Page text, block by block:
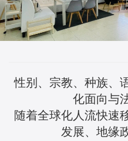
性别、宗教、种族、
化面向与
随着全球化人流快速
发展、地缘